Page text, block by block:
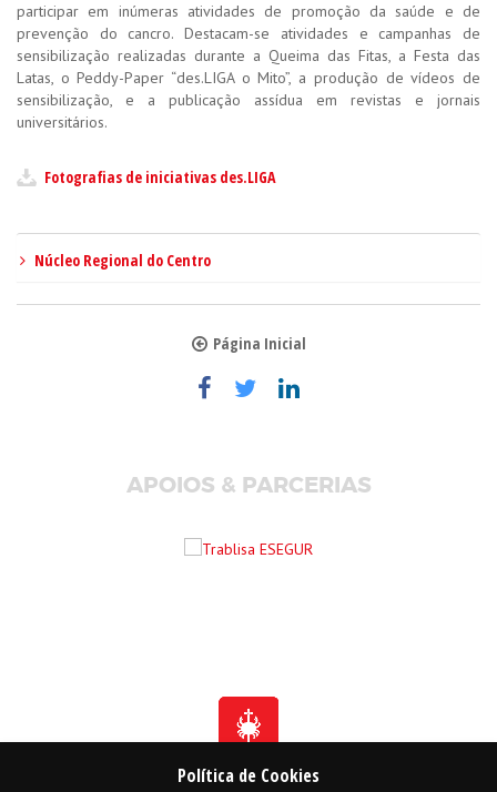
Política de Cookies
participar em inúmeras atividades de promoção da saúde e de
prevenção do cancro. Destacam-se atividades e campanhas de
sensibilização realizadas durante a Queima das Fitas, a Festa das
Latas, o Peddy-Paper “des.LIGA o Mito”, a produção de vídeos de
sensibilização, e a publicação assídua em revistas e jornais
universitários.
Fotografias de iniciativas des.LIGA
Núcleo Regional do Centro
Página Inicial
APOIOS & PARCERIAS